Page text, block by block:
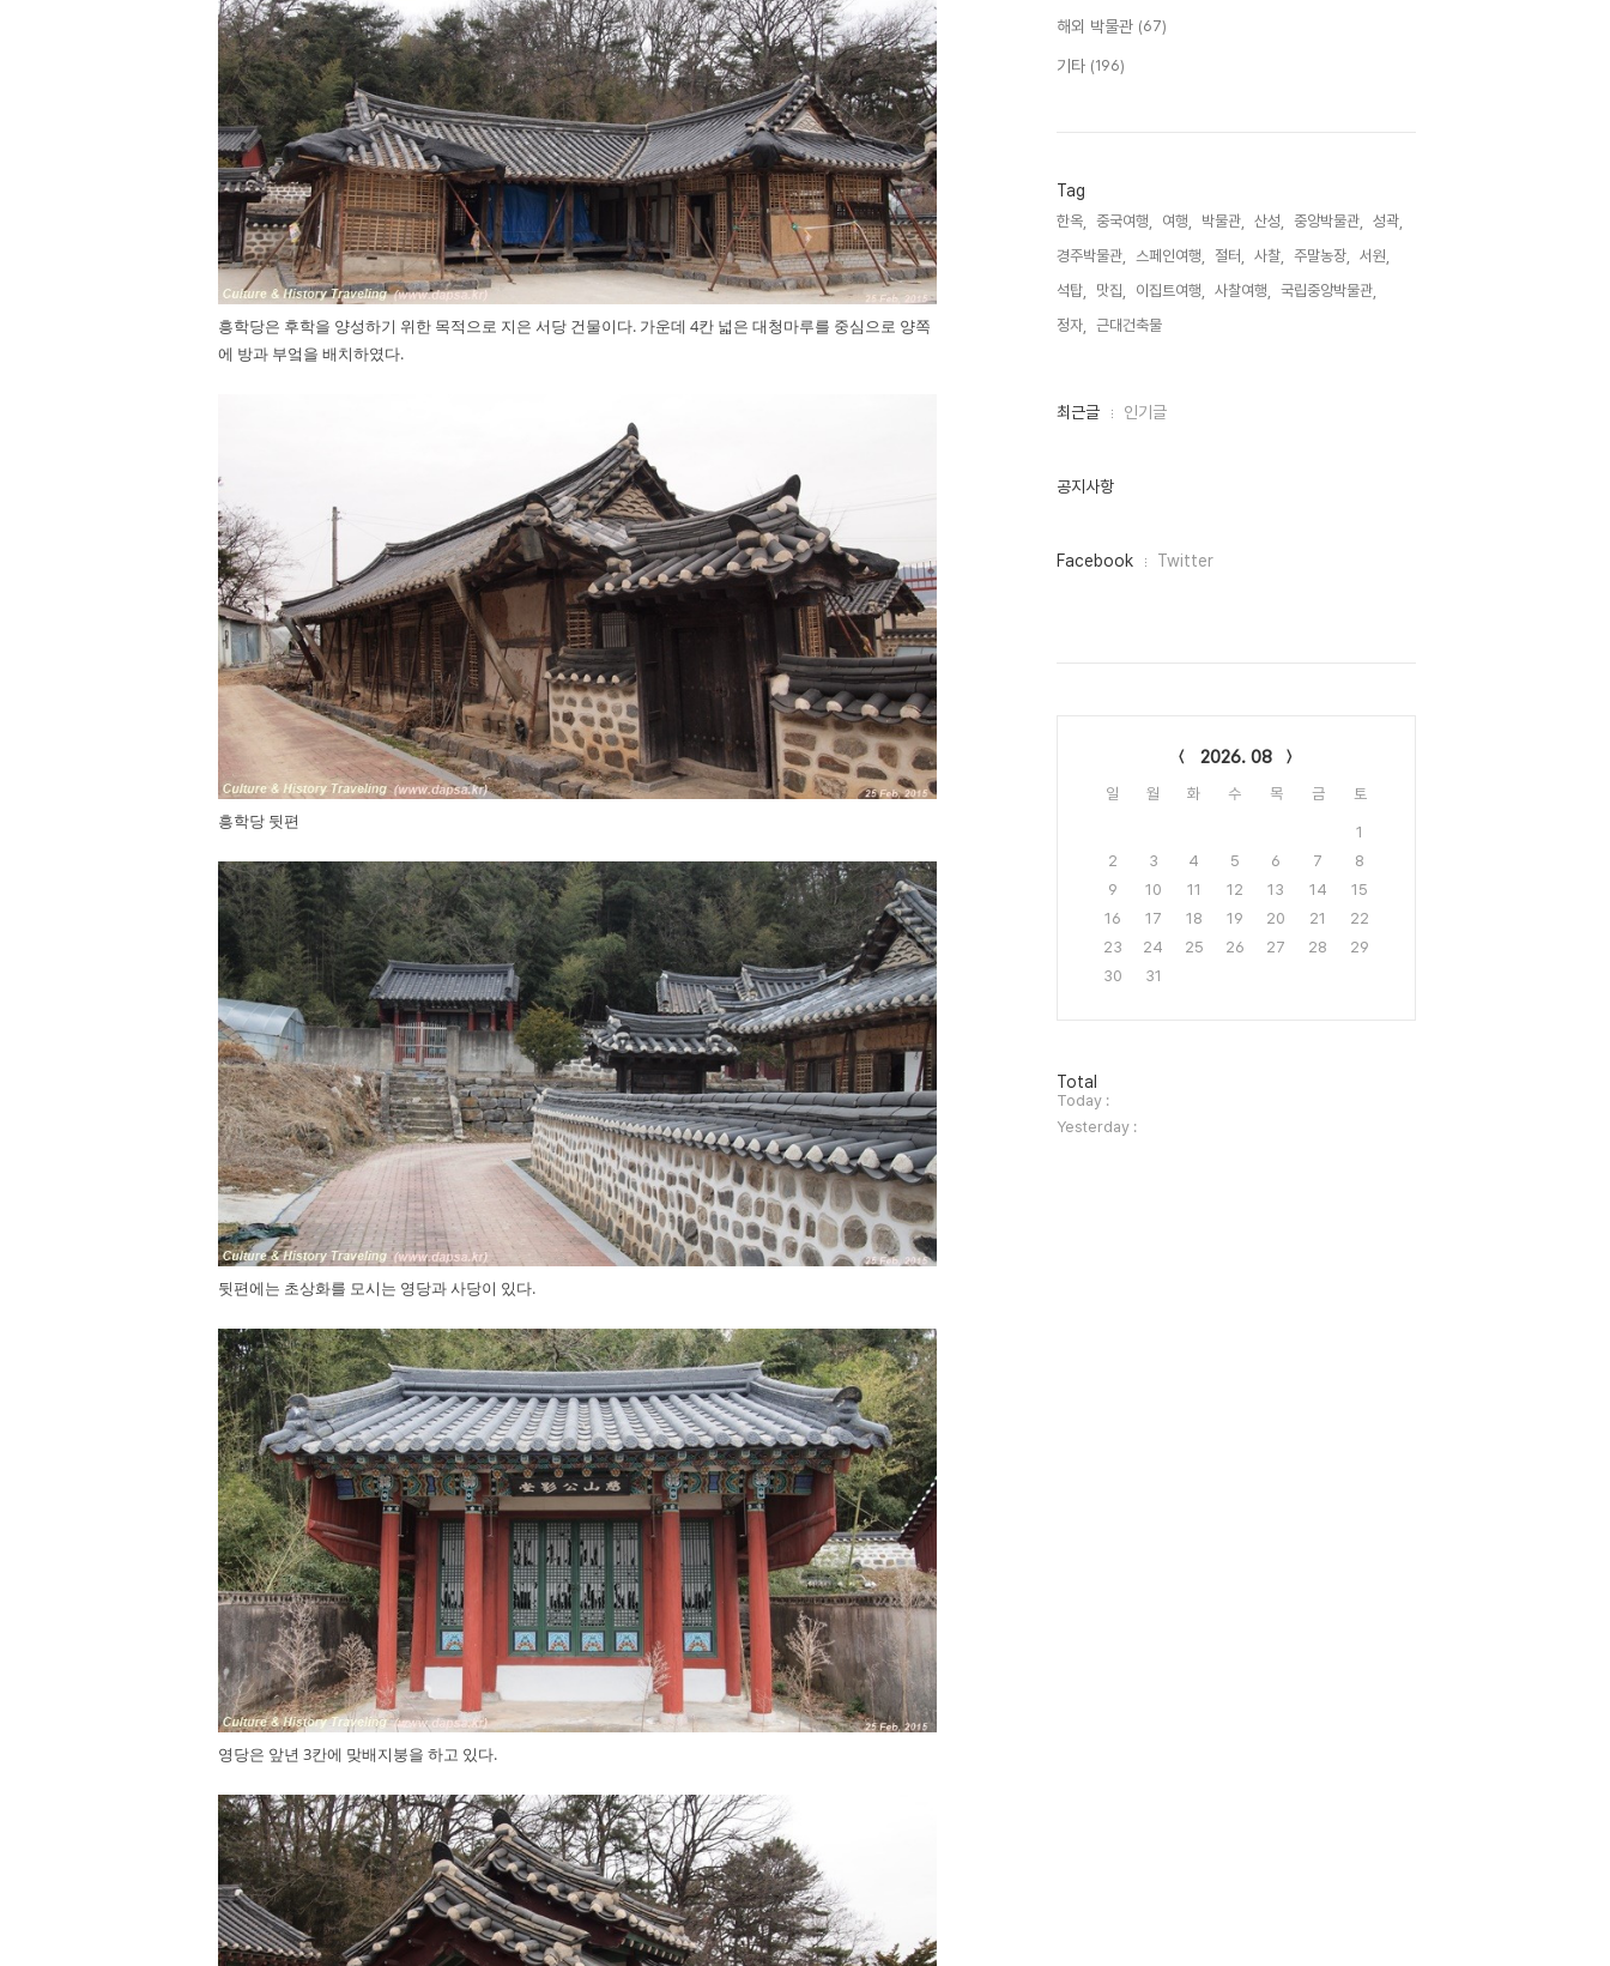
흥학당은 후학을 양성하기 위한 목적으로 지은 서당 건물이다. 가운데 4칸 넓은 대청마루를 중심으로 양쪽
에 방과 부엌을 배치하였다.
흥학당 뒷편
뒷편에는 초상화를 모시는 영당과 사당이 있다.
영당은 앞년 3칸에 맞배지붕을 하고 있다.
해외 박물관 (67)
기타 (196)
Tag
한옥, 중국여행, 여행, 박물관, 산성, 중앙박물관,
성곽,
경주박물관,
스페인여행, 절터, 사찰, 주말농장,
서원,
석탑,
맛집, 이집트여행, 사찰여행,
국립중앙박물관,
정자,
근대건축물,
최
인
최근글 인기글
공지사항
페
Facebook Twitter
2026. 08
일 월 화 수 목 금 토
1
2
3 4 5 6 7
8
9
10 11 12 13 14
15
16
17 18 19 20 21
22
23
24 25 26 27 28
29
30
31
방
문
자
수
Total
Today :
Yesterday :